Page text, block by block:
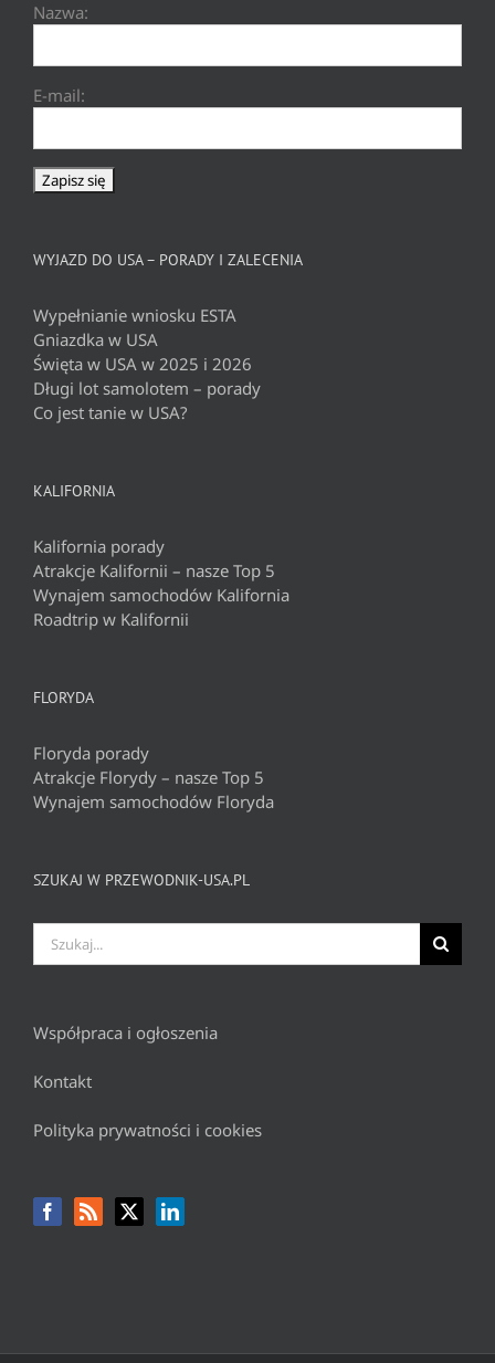
Nazwa:
E-mail:
WYJAZD DO USA – PORADY I ZALECENIA
Wypełnianie wniosku ESTA
Gniazdka w USA
Święta w USA w 2025 i 2026
Długi lot samolotem – porady
Co jest tanie w USA?
KALIFORNIA
Kalifornia porady
Atrakcje Kalifornii – nasze Top 5
Wynajem samochodów Kalifornia
Roadtrip w Kalifornii
FLORYDA
Floryda porady
Atrakcje Florydy – nasze Top 5
Wynajem samochodów Floryda
SZUKAJ W PRZEWODNIK-USA.PL
Szukaj
Współpraca i ogłoszenia
Kontakt
Polityka prywatności i cookies